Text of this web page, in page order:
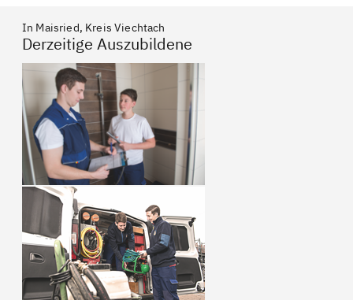
In Maisried, Kreis Viechtach
Derzeitige Auszubildene